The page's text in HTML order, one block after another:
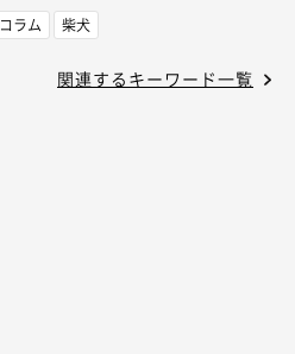
コラム 柴犬
関連するキーワード一覧